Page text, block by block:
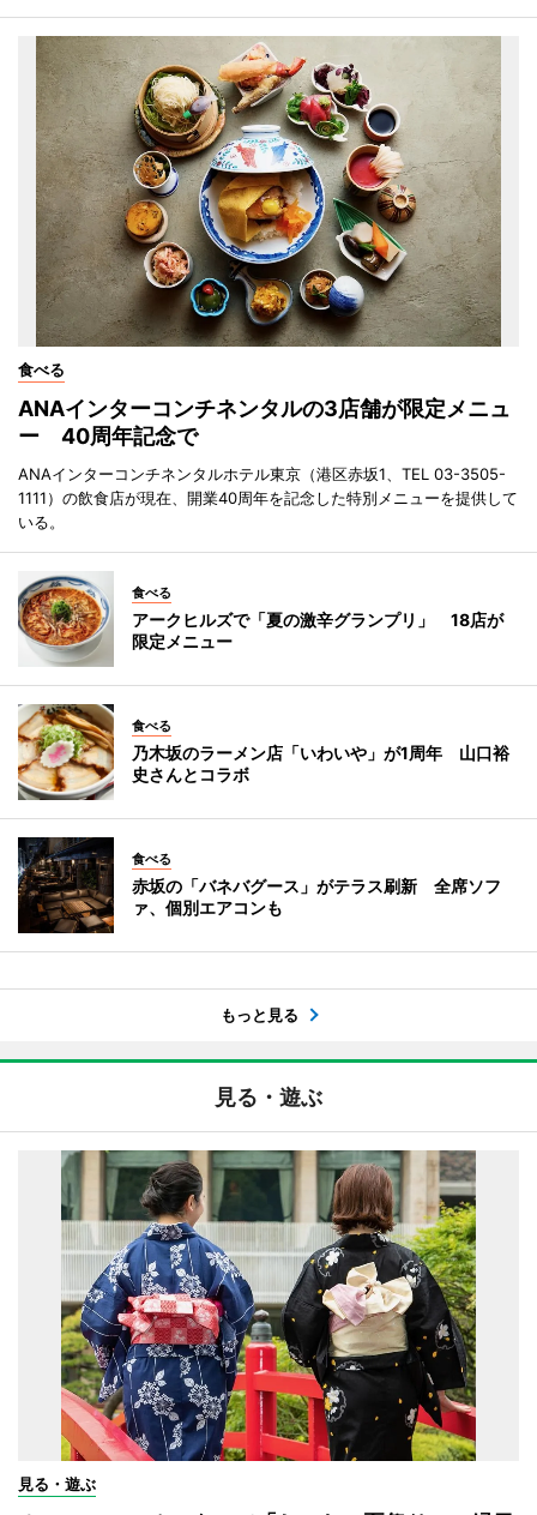
食べる
ANAインターコンチネンタルの3店舗が限定メニュ
ー 40周年記念で
ANAインターコンチネンタルホテル東京（港区赤坂1、TEL 03-3505-
1111）の飲食店が現在、開業40周年を記念した特別メニューを提供して
いる。
食べる
アークヒルズで「夏の激辛グランプリ」 18店が
限定メニュー
食べる
乃木坂のラーメン店「いわいや」が1周年 山口裕
史さんとコラボ
食べる
赤坂の「バネバグース」がテラス刷新 全席ソフ
ァ、個別エアコンも
もっと見る
見る・遊ぶ
見る・遊ぶ